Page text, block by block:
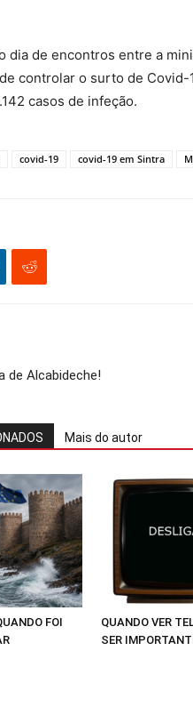
dia de encontros entre a
controlar o surto de Covid-
casos de infeção.
covid-19 covid-19 em Sintra
de Alcabideche!
Mais do autor
FOI
QUANDO VER
SER